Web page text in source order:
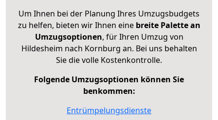
Um Ihnen bei der Planung Ihres Umzugsbudgets
zu helfen, bieten wir Ihnen eine breite Palette an
Umzugsoptionen, für Ihren Umzug von
Hildesheim nach Kornburg an. Bei uns behalten
Sie die volle Kostenkontrolle.
Folgende Umzugsoptionen können Sie
benkommen:
Entrümpelungsdienste